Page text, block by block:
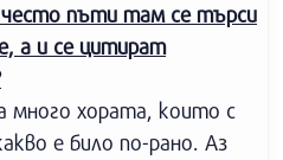
често пъти там се търси
а и се цитират
много хората, които с
е било по-рано. Аз